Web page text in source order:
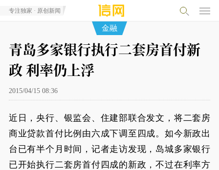
专注独家 · 原创新闻
金融
青岛多家银行执行二套房首付新
政 利率仍上浮
2015/04/15 08:36
近日，央行、银监会、住建部联合发文，将二套房
商业贷款首付比例由六成下调至四成。如今新政出
台已有半个月时间，记者走访发现，岛城多家银行
已开始执行二套房首付四成的新政，不过在利率方